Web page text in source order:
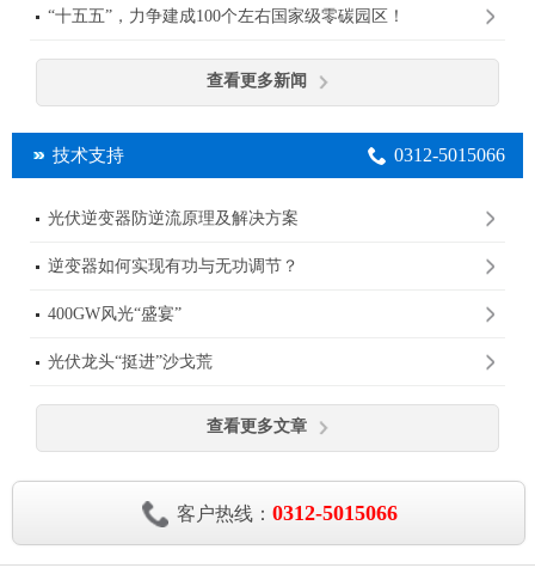
“十五五”，力争建成100个左右国家级零碳园区！
查看更多新闻
技术支持 0312-5015066
光伏逆变器防逆流原理及解决方案
逆变器如何实现有功与无功调节？
400GW风光“盛宴”
光伏龙头“挺进”沙戈荒
查看更多文章
客户热线： 0312-5015066